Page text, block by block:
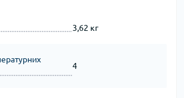
3,62 кг
4